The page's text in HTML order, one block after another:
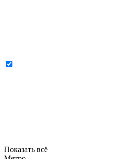
Показать всё